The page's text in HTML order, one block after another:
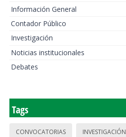
Información General
Contador Público
Investigación
Noticias institucionales
Debates
Tags
CONVOCATORIAS INVESTIGACIÓN